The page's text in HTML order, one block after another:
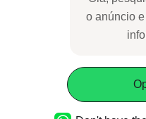
o
mais